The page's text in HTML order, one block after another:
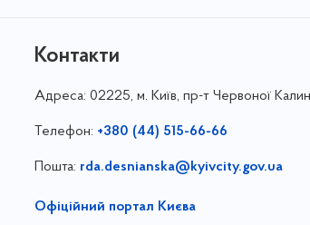
Контакти
Адреса: 02225, м. Київ, пр-т Червоної
Телефон: +380 (44) 515-66-66
Пошта: rda.desnianska@kyivcity.gov.ua
Офіційний портал Києва